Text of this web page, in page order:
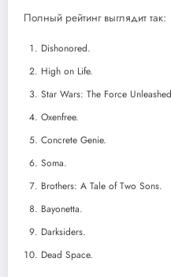
Полный рейтинг выглядит так:
Dishonored.
High on Life.
Star Wars: The Force
Oxenfree.
Concrete Genie.
Soma.
Brothers: A Tale of Two Sons.
Bayonetta.
Darksiders.
Dead Space.